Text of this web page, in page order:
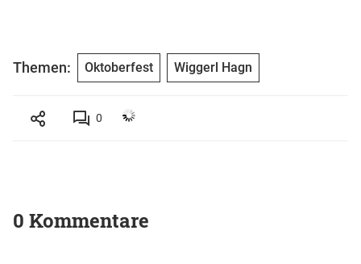
Themen: Oktoberfest Wiggerl Hagn
0
0 Kommentare